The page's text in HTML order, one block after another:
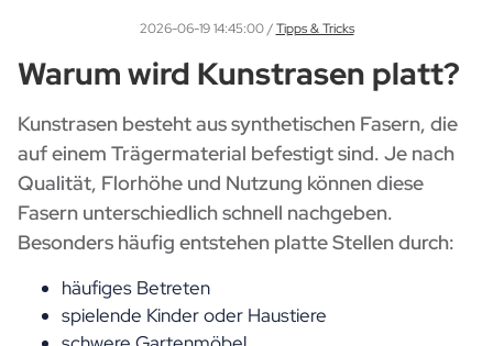
2026-06-19 14:45:00 /Tipps & Tricks
Warum wird Kunstrasen platt?
Kunstrasen besteht aus synthetischen Fasern, die
auf einem Trägermaterial befestigt sind. Je nach
Qualität, Florhöhe und Nutzung können diese
Fasern unterschiedlich schnell nachgeben.
Besonders häufig entstehen platte Stellen durch:
häufiges Betreten
spielende Kinder oder Haustiere